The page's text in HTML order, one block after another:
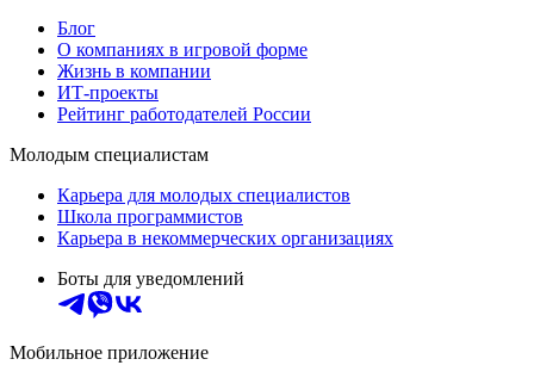
Блог
О компаниях в игровой форме
Жизнь в компании
ИТ-проекты
Рейтинг работодателей России
Молодым специалистам
Карьера для молодых специалистов
Школа программистов
Карьера в некоммерческих организациях
Боты для уведомлений
Мобильное приложение